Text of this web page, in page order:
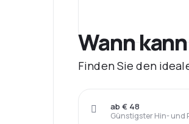
Wann
Finden Sie den
Günstigster Hin- und
ab € 48